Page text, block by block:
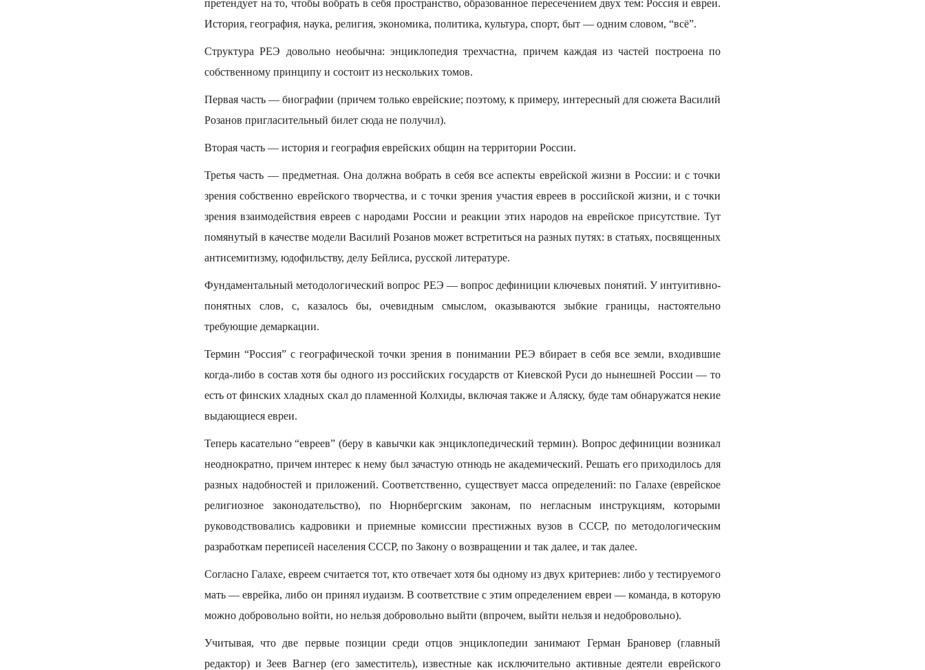
претендует на то, чтобы вобрать в себя пространство, образованное пересечением двух тем: Россия и евреи.
История, география, наука, религия, экономика, политика, культура, спорт, быт — одним словом, “всё”.
Структура РЕЭ довольно необычна: энциклопедия трехчастна, причем каждая из частей построена по
собственному принципу и состоит из нескольких томов.
Первая часть — биографии (причем только еврейские; поэтому, к примеру, интересный для сюжета Василий
Розанов пригласительный билет сюда не получил).
Вторая часть — история и география еврейских общин на территории России.
Третья часть — предметная. Она должна вобрать в себя все аспекты еврейской жизни в России: и с точки
зрения собственно еврейского творчества, и с точки зрения участия евреев в российской жизни, и с точки
зрения взаимодействия евреев с народами России и реакции этих народов на еврейское присутствие. Тут
помянутый в качестве модели Василий Розанов может встретиться на разных путях: в статьях, посвященных
антисемитизму, юдофильству, делу Бейлиса, русской литературе.
Фундаментальный методологический вопрос РЕЭ — вопрос дефиниции ключевых понятий. У интуитивно-
понятных слов, с, казалось бы, очевидным смыслом, оказываются зыбкие границы, настоятельно
требующие демаркации.
Термин “Россия” с географической точки зрения в понимании РЕЭ вбирает в себя все земли, входившие
когда-либо в состав хотя бы одного из российских государств от Киевской Руси до нынешней России — то
есть от финских хладных скал до пламенной Колхиды, включая также и Аляску, буде там обнаружатся некие
выдающиеся евреи.
Теперь касательно “евреев” (беру в кавычки как энциклопедический термин). Вопрос дефиниции возникал
неоднократно, причем интерес к нему был зачастую отнюдь не академический. Решать его приходилось для
разных надобностей и приложений. Соответственно, существует масса определений: по Галахе (еврейское
религиозное законодательство), по Нюрнбергским законам, по негласным инструкциям, которыми
руководствовались кадровики и приемные комиссии престижных вузов в СССР, по методологическим
разработкам переписей населения СССР, по Закону о возвращении и так далее, и так далее.
Согласно Галахе, евреем считается тот, кто отвечает хотя бы одному из двух критериев: либо у тестируемого
мать — еврейка, либо он принял иудаизм. В соответствие с этим определением евреи — команда, в которую
можно добровольно войти, но нельзя добровольно выйти (впрочем, выйти нельзя и недобровольно).
Учитывая, что две первые позиции среди отцов энциклопедии занимают Герман Брановер (главный
редактор) и Зеев Вагнер (его заместитель), известные как исключительно активные деятели еврейского